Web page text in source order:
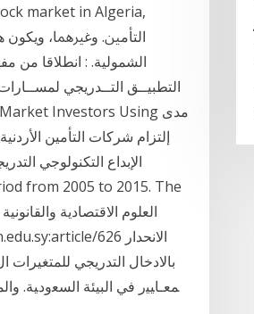
market in Algeria,
اﻟﺸﻤﻮﻟﻴﺔ. : اﻧﻄﻼﻗﺎ ﻣﻦ
التطبيــق التــدريجي
إلتزام شركات التأمين
الإبداع التكنولوجي
ﻤﻌـﺎﻴﻴﺭ ﻓﻲ ﺍﻟﺒﻴﺌﺔ ﺍﻟﺴﻌﻭﺩﻴﺔ.